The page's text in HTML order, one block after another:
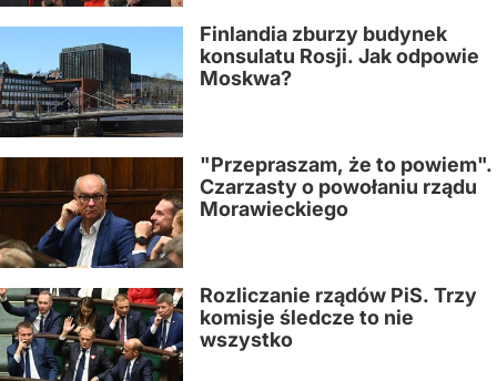
Finlandia zburzy budynek
konsulatu Rosji. Jak odpowie
Moskwa?
"Przepraszam, że to powiem".
Czarzasty o powołaniu rządu
Morawieckiego
Rozliczanie rządów PiS. Trzy
komisje śledcze to nie
wszystko